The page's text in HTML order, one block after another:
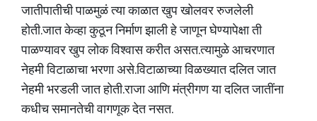
जातीपातीची पाळमुळं त्या काळात खुप खोलवर रुजलेली
होती.जात केव्हा कुठून निर्माण झाली हे जाणून घेण्यापेक्षा ती
पाळण्यावर खुप लोक विश्वास करीत असत.त्यामुळे आचरणात
नेहमी विटाळाचा भरणा असे.विटाळाच्या विळख्यात दलित जात
नेहमी भरडली जात होती.राजा आणि मंत्रीगण या दलित जातींना
कधीच समानतेची वागणूक देत नसत.